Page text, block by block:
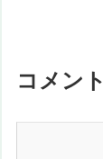
コメント